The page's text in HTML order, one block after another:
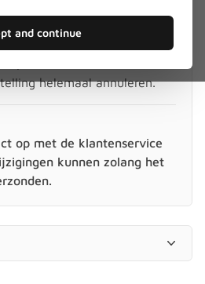
MK3-speaker of ander
de bestelling wijzigen, ruilen
helemaal annuleren.
op met de klantenservice
kunnen zolang het
and continue